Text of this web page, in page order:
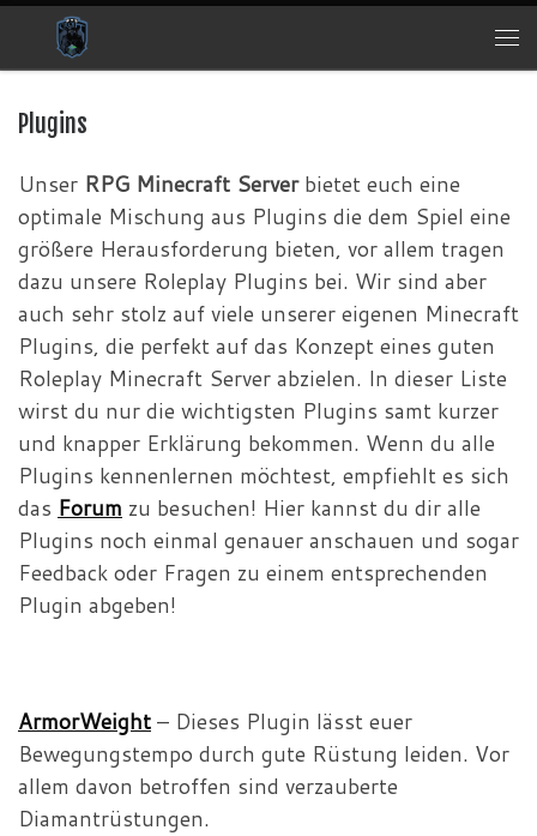
Zum Inhalt springen
Plugins
Unser RPG Minecraft Serverbietet euch eine
optimale Mischung aus Plugins die dem Spiel eine
größere Herausforderung bieten, vor allem tragen
dazu unsere Roleplay Plugins bei. Wir sind aber
auch sehr stolz auf viele unserer eigenen Minecraft
Plugins, die perfekt auf das Konzept eines guten
Roleplay Minecraft Server abzielen. In dieser Liste
wirst du nur die wichtigsten Plugins samt kurzer
und knapper Erklärung bekommen. Wenn du alle
Plugins kennenlernen möchtest, empfiehlt es sich
das Forum zu besuchen! Hier kannst du dir alle
Plugins noch einmal genauer anschauen und sogar
Feedback oder Fragen zu einem entsprechenden
Plugin abgeben!
ArmorWeight – Dieses Plugin lässt euer
Bewegungstempo durch gute Rüstung leiden. Vor
allem davon betroffen sind verzauberte
Diamantrüstungen.